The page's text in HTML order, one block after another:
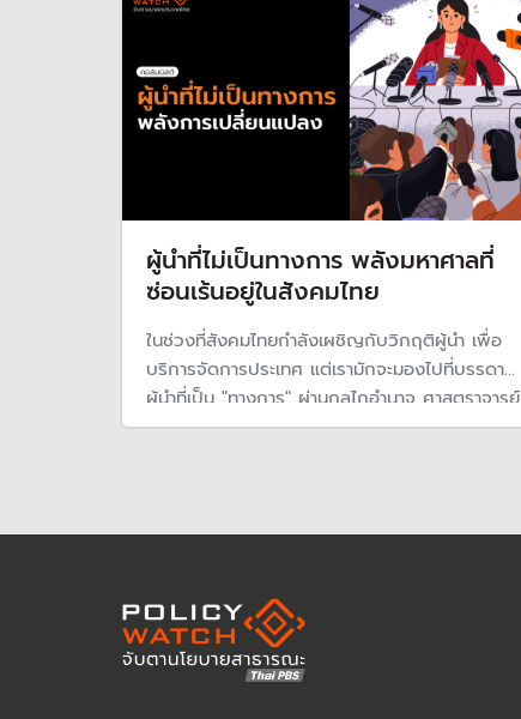
ผู้นำที่ไม่เป็นทางการ พลังมหาศาลที่
ซ่อนเร้นอยู่ในสังคมไทย
ในช่วงที่สังคมไทยกำลังเผชิญกับวิกฤติผู้นำ เพื่อ
บริการจัดการประเทศ แต่เรามักจะมองไปที่บรรดา
ผู้นำที่เป็น "ทางการ" ผ่านกลไกอำนาจ ศาสตราจารย์
เกียรติคุณ นายแพทย์ประเวศ วะสี ได้เสนอแนะ